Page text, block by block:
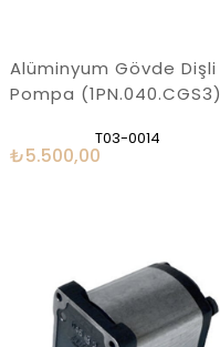
Alüminyum Gövde Dişli
Pompa (1PN.040.CGS3)
T03-0014
₺5.500,00